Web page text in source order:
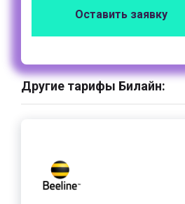
Оставить заявку
Другие тарифы Билайн: